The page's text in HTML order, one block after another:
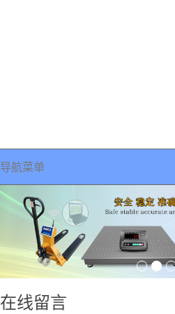
导航菜单
在线留言